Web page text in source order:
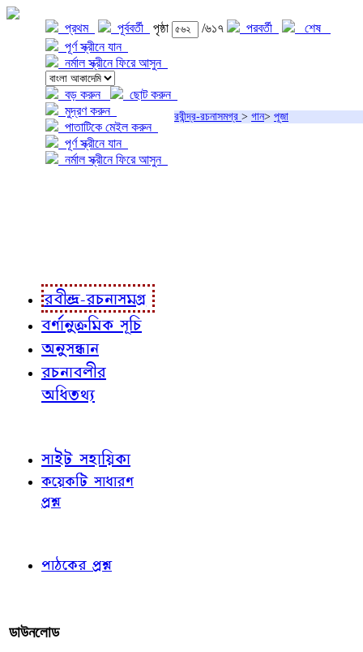
প্রথম পূর্ববর্তী পৃষ্ঠা /৬১৭ পরবর্তী
শেষ
পূর্ণ স্ক্রীনে যান
নর্মাল স্ক্রীনে ফিরে আসুন
বড় করুন
ছোট করুন
মুদ্রণ করুন
পাতাটিকে মেইল করুন
পূর্ণ স্ক্রীনে যান
নর্মাল স্ক্রীনে ফিরে আসুন
রবীন্দ্র-রচনাসমগ্র > গান> পূজা
রবীন্দ্র-রচনাসমগ্র
বর্ণানুক্রমিক সূচি
অনুসন্ধান
রচনাবলীর
অধিতথ্য
সাইট সহায়িকা
কয়েকটি সাধারণ
প্রশ্ন
পাঠকের প্রশ্ন
ডাউনলোড